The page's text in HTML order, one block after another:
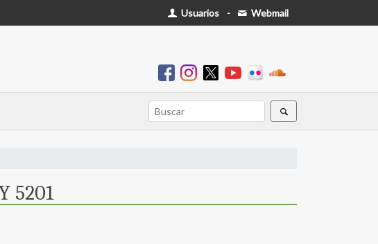
Usuarios - Webmail
5201